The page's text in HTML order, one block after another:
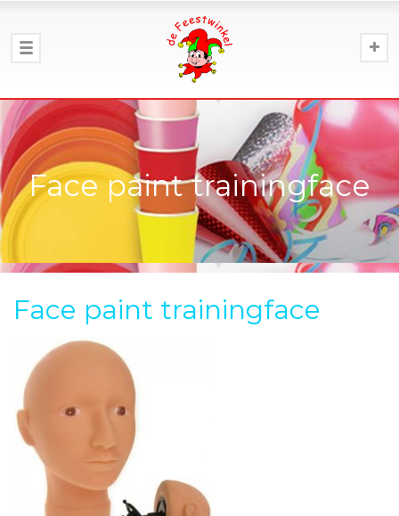
Face paint trainingface
Face paint trainingface